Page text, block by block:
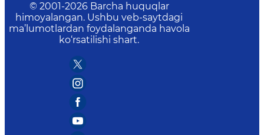
© 2001-2026 Barcha huquqlar
himoyalangan. Ushbu veb-saytdagi
ma’lumotlardan foydalanganda havola
ko‘rsatilishi shart.